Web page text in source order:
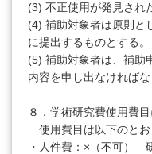
(3) 不正使用が発見され
(4) 補助対象者は原則と
に提出するものとする。
(5) 補助対象者は、補助
内容を申し出なければな
８．学術研究費使用費
使用費目は以下のとお
・人件費：×（不可）